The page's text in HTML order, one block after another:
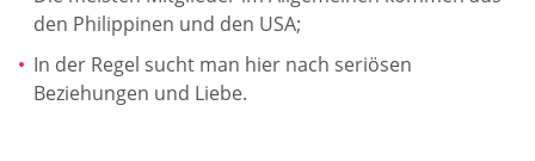
den Philippinen und den USA;
In der Regel sucht man hier nach seriösen
Beziehungen und Liebe.